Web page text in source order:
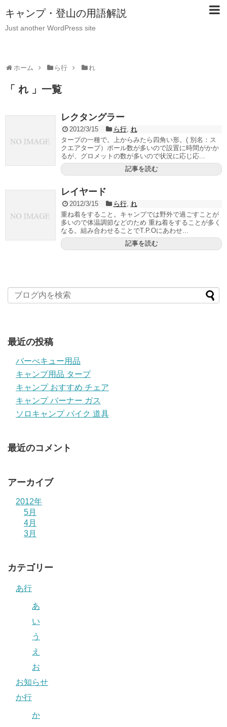
キャンプ・登山の用語解説
Just another WordPress site
ホーム ら行 れ
「 れ 」一覧
レクタングラー
2012/3/15 ら行, れ
タープの一種で。上からみたら四角い形。( 別名：ス
クエアタープ）ポール数が多いので設置に時間がかか
るが、グロメットの数が多いので状況に応じ応...
記事を読む
レイヤード
2012/3/15 ら行, れ
重ね着をすること。キャンプでは野外で過ごすことが
多いので体温調節などのため 重ね着をすることが多く
なる。組み合わせることでT.P.Oにあわせ...
記事を読む
最近の投稿
バーべキュー用品
キャンプ用品 タープ
キャンプ おすすめ チェア
キャンプ バーナー ガス
ソロキャンプ バイク 道具
最近のコメント
アーカイブ
2012年
5月
4月
3月
カテゴリー
あ行
あ
い
う
え
お
お知らせ
か行
か